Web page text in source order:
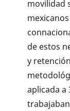
movilidad
de estos
y
aplicada a